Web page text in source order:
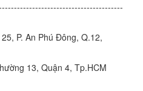
P. An Phú Đông, Q.12,
13, Quận 4, Tp.HCM